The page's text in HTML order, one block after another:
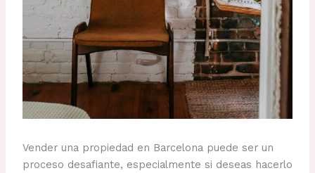
Vender una propiedad en Barcelona puede ser un
proceso desafiante, especialmente si deseas hacerlo